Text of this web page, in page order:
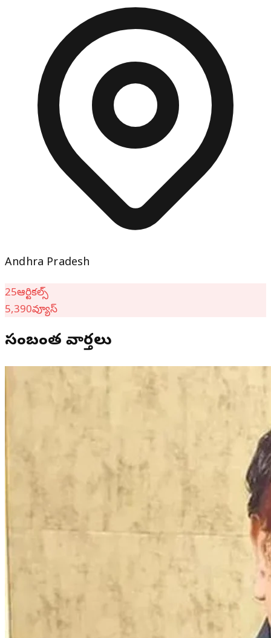
Andhra Pradesh
25ఆర్టికల్స్
5,390వ్యూస్
సంబంధిత వార్తలు